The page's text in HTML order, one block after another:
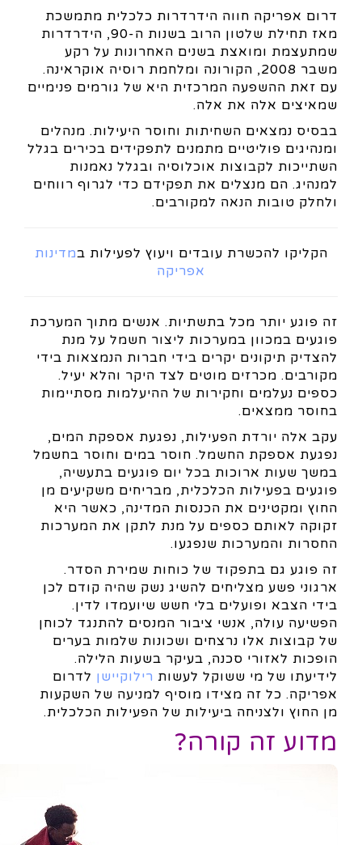
דרום אפריקה חווה הידרדרות כלכלית מתמשכת
מאז תחילת שלטון הרוב בשנות ה-90, הידרדרות
שמתעצמת ומואצת בשנים האחרונות על רקע
משבר 2008, הקורונה ומלחמת רוסיה אוקראינה.
עם זאת ההשפעה המרכזית היא של גורמים פנימיים
שמאיצים אלה את אלה.
בבסיס נמצאים השחיתות וחוסר היעילות. מנהלים
ומנהיגים פוליטיים מתמנים לתפקידים בכירים בגלל
השתייכות לקבוצות אוכלוסיה ובגלל נאמנות
למנהיג. הם מנצלים את תפקידם כדי לגרוף רווחים
ולחלק טובות הנאה למקורבים.
הקליקו להכשרת עובדים ויעוץ לפעילות במדינות
אפריקה
זה פוגע יותר מכל בתשתיות. אנשים מתוך המערכת
פוגעים במכוון במערכות ליצור חשמל על מנת
להצדיק תיקונים יקרים בידי חברות הנמצאות בידי
מקורבים. מכרזים מוטים לצד היקר והלא יעיל.
כספים נעלמים וחקירות של ההיעלמות מסתיימות
בחוסר ממצאים.
עקב אלה יורדת הפעילות, נפגעת אספקת המים,
נפגעת אספקת החשמל. חוסר במים וחוסר בחשמל
במשך שעות ארוכות בכל יום פוגעים בתעשיה,
פוגעים בפעילות הכלכלית, מבריחים משקיעים מן
החוץ ומקטינים את הכנסות המדינה, כאשר היא
זקוקה לאותם כספים על מנת לתקן את המערכות
החסרות והמערכות שנפגעו.
זה פוגע גם בתפקוד של כוחות שמירת הסדר.
ארגוני פשע מצליחים להשיג נשק שהיה קודם לכן
בידי הצבא ופועלים בלי חשש שיועמדו לדין.
הפשיעה עולה, אנשי ציבור המנסים להתנגד לכוחן
של קבוצות אלו נרצחים ושכונות שלמות בערים
הופכות לאזורי סכנה, בעיקר בשעות הלילה.
לידיעתו של מי ששוקל לעשות רילוקיישן לדרום
אפריקה. כל זה מצידו מוסיף למניעה של השקעות
מן החוץ ולצניחה ביעילות של הפעילות הכלכלית.
מדוע זה קורה?